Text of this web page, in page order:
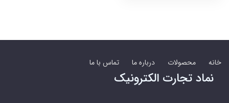
خانه محصولات درباره ما تماس با ما
نماد تجارت الکترونیک